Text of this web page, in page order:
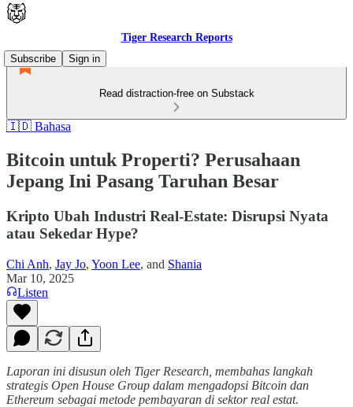
Tiger Research Reports
Subscribe
Sign in
Read distraction-free on Substack
🇮🇩 Bahasa
Bitcoin untuk Properti? Perusahaan
Jepang Ini Pasang Taruhan Besar
Kripto Ubah Industri Real-Estate: Disrupsi Nyata
atau Sekedar Hype?
Chi Anh, Jay Jo, Yoon Lee, and Shania
Mar 10, 2025
Listen
Laporan ini disusun oleh Tiger Research, membahas langkah
strategis Open House Group dalam mengadopsi Bitcoin dan
Ethereum sebagai metode pembayaran di sektor real estat.